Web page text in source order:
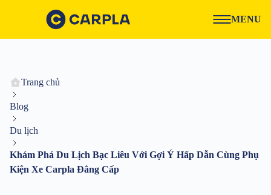
MENU
Trang chủ
Blog
Du lịch
Khám Phá Du Lịch Bạc Liêu Với Gợi Ý Hấp Dẫn Cùng Phụ
Kiện Xe Carpla Đẳng Cấp